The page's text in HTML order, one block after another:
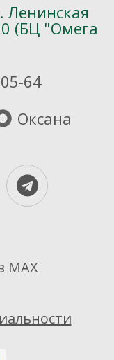
Ленинская
(БЦ "Омега
64
Оксана
Dzen
MAX